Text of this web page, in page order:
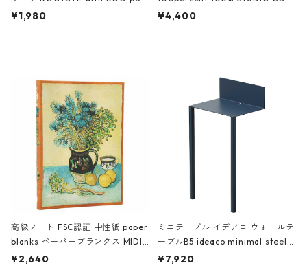
ch 3532 ルートート WR.ポーチ.ラ
¥1,980
AKU Timeless 100パーセント ス
¥4,400
高級ノート FSC認証 中性紙 paper
blanks ペーパーブランクス MIDI
ハードカバー 罫線 ヴァン・ゴッホ
¥2,640
ミニテーブル イデアコ ウォールテ
ーブルB5 ideaco minimal steel f
urniture WALL Table B5 ネイビー
¥7,920